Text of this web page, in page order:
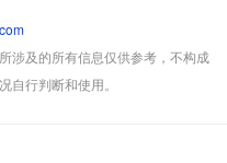
涉及的所有信息仅供参考，不构成
自行判断和使用。